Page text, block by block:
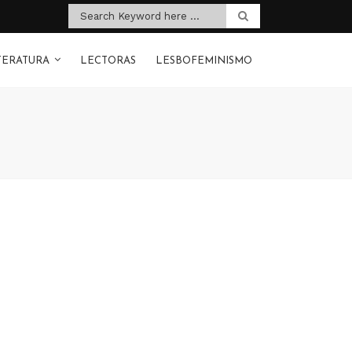
LECTORAS LESBOFEMINISMO